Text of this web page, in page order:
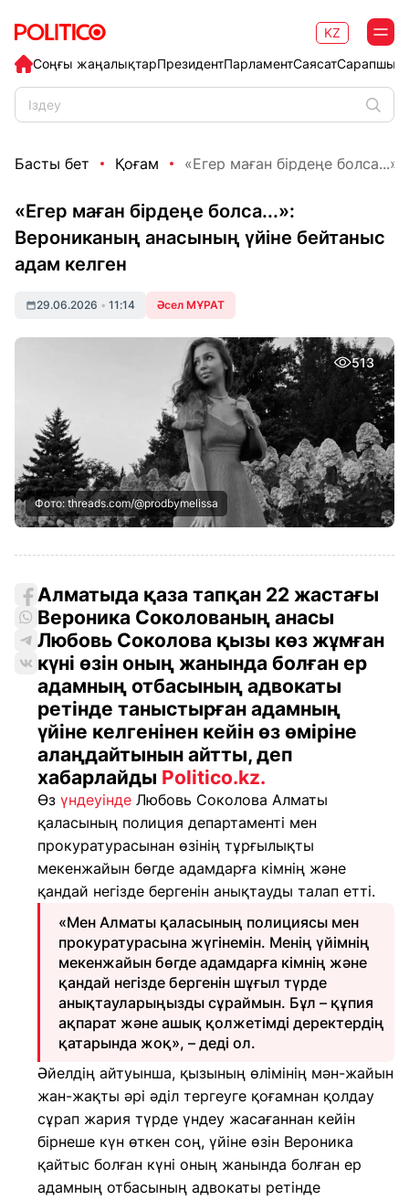
Соңғы жаңалықтарПрезидентПарламентСаясат
KZ
Басты бет Қоғам «Егер маған бірдеңе
«Егер маған бірдеңе болса...»:
Верониканың анасының үйіне бейтаныс
адам келген
29.06.2026 • 11:14 Әсел МҰРАТ
513
Фото: threads.com/@prodbymelissa
Алматыда қаза тапқан 22 жастағы
Вероника Соколованың анасы
Любовь Соколова қызы көз жұмған
күні өзін оның жанында болған ер
адамның отбасының адвокаты
ретінде таныстырған адамның
үйіне келгенінен кейін өз өміріне
алаңдайтынын айтты, деп
хабарлайды Politico.kz.
Өз үндеуінде Любовь Соколова Алматы
қаласының полиция департаменті мен
прокуратурасынан өзінің тұрғылықты
мекенжайын бөгде адамдарға кімнің және
қандай негізде бергенін анықтауды талап етті.
«Мен Алматы қаласының полициясы мен
прокуратурасына жүгінемін. Менің үйімнің
мекенжайын бөгде адамдарға кімнің және
қандай негізде бергенін шұғыл түрде
анықтауларыңызды сұраймын. Бұл – құпия
ақпарат және ашық қолжетімді деректердің
қатарында жоқ», – деді ол.
Әйелдің айтуынша, қызының өлімінің мән-жайын
жан-жақты әрі әділ тергеуге қоғамнан қолдау
сұрап жария түрде үндеу жасағаннан кейін
бірнеше күн өткен соң, үйіне өзін Вероника
қайтыс болған күні оның жанында болған ер
адамның отбасының адвокаты ретінде